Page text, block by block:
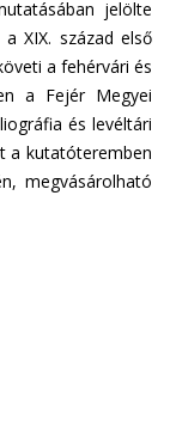
jelölte
XIX. század első
a fehérvári és
a Fejér Megyei
és levéltári
a kutatóteremben
megvásárolható